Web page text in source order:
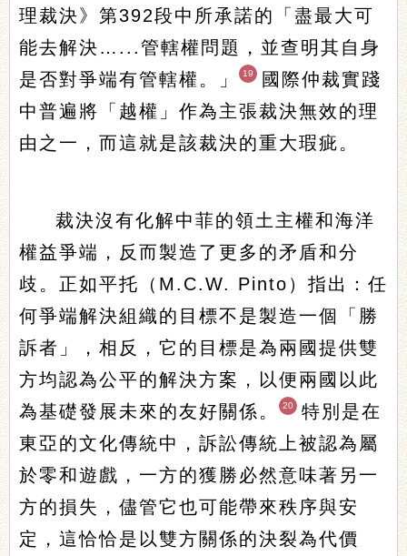
理裁決》第392段中所承諾的「盡最大可
能去解決…...管轄權問題，並查明其自身
是否對爭端有管轄權。」
19
國際仲裁實踐
中普遍將「越權」作為主張裁決無效的理
由之一，而這就是該裁決的重大瑕疵。
裁決沒有化解中菲的領土主權和海洋
權益爭端，反而製造了更多的矛盾和分
歧。正如平托（M.C.W. Pinto）指出：任
何爭端解決組織的目標不是製造一個「勝
訴者」，相反，它的目標是為兩國提供雙
方均認為公平的解決方案，以便兩國以此
為基礎發展未來的友好關係。
20
特別是在
東亞的文化傳統中，訴訟傳統上被認為屬
於零和遊戲，一方的獲勝必然意味著另一
方的損失，儘管它也可能帶來秩序與安
定，這恰恰是以雙方關係的決裂為代價